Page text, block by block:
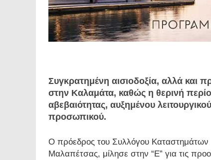
Συγκρατημένη αισιοδοξία, αλλά και
στην Καλαμάτα, καθώς η θερινή
αβεβαιότητας, αυξημένου
προσωπικού.
Ο πρόεδρος του Συλλόγου Καταστημάτων
Μαλαπέτσας, μίλησε στην “Ε” για τις